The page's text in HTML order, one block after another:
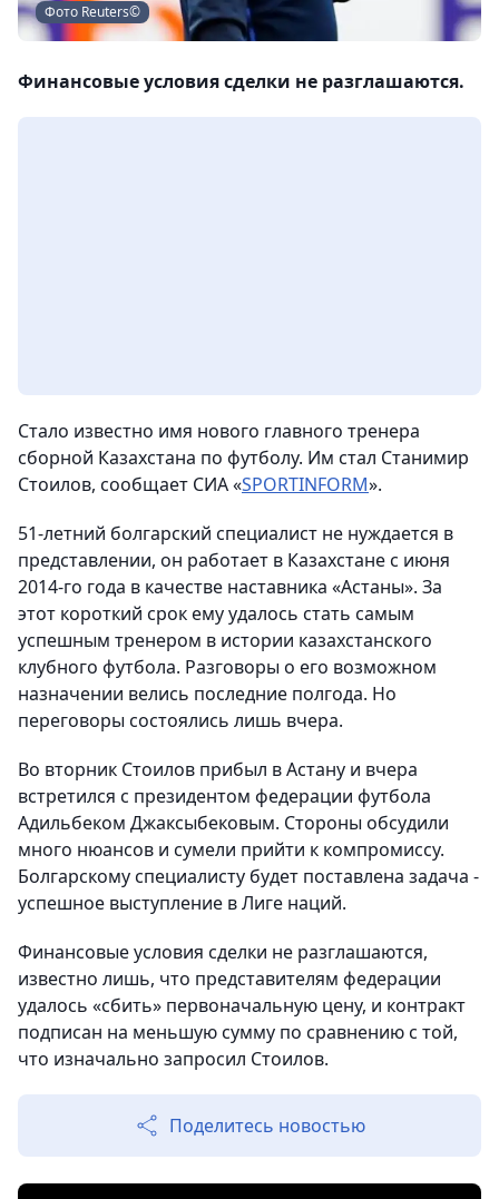
Фото Reuters©
Финансовые условия сделки не разглашаются.
Стало известно имя нового главного тренера
сборной Казахстана по футболу. Им стал Станимир
Стоилов, сообщает СИА «SPORTINFORM».
51-летний болгарский специалист не нуждается в
представлении, он работает в Казахстане с июня
2014-го года в качестве наставника «Астаны». За
этот короткий срок ему удалось стать самым
успешным тренером в истории казахстанского
клубного футбола. Разговоры о его возможном
назначении велись последние полгода. Но
переговоры состоялись лишь вчера.
Во вторник Стоилов прибыл в Астану и вчера
встретился с президентом федерации футбола
Адильбеком Джаксыбековым. Стороны обсудили
много нюансов и сумели прийти к компромиссу.
Болгарскому специалисту будет поставлена задача -
успешное выступление в Лиге наций.
Финансовые условия сделки не разглашаются,
известно лишь, что представителям федерации
удалось «сбить» первоначальную цену, и контракт
подписан на меньшую сумму по сравнению с той,
что изначально запросил Стоилов.
Поделитесь новостью